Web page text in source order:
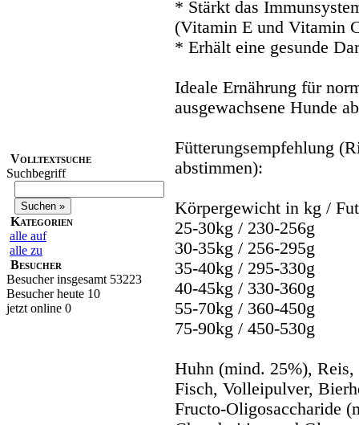
Volltextsuche
Suchbegriff
Kategorien
alle auf
alle zu
Besucher
Besucher insgesamt 53223
Besucher heute 10
jetzt online 0
* Stärkt das
(Vitamin E und Vitamin
* Erhält eine gesunde
Ideale Ernährung für
ausgewachsene Hunde
Fütterungsempfehlung
abstimmen):
Körpergewicht in kg /
25-30kg / 230-256g
30-35kg / 256-295g
35-40kg / 295-330g
40-45kg / 330-360g
55-70kg / 360-450g
75-90kg / 450-530g
Huhn (mind. 25%),
Fisch, Volleipulver,
Fructo-Oligosaccharide